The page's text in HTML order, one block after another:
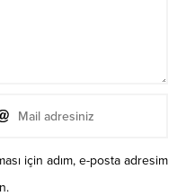
için adım, e-posta adresim